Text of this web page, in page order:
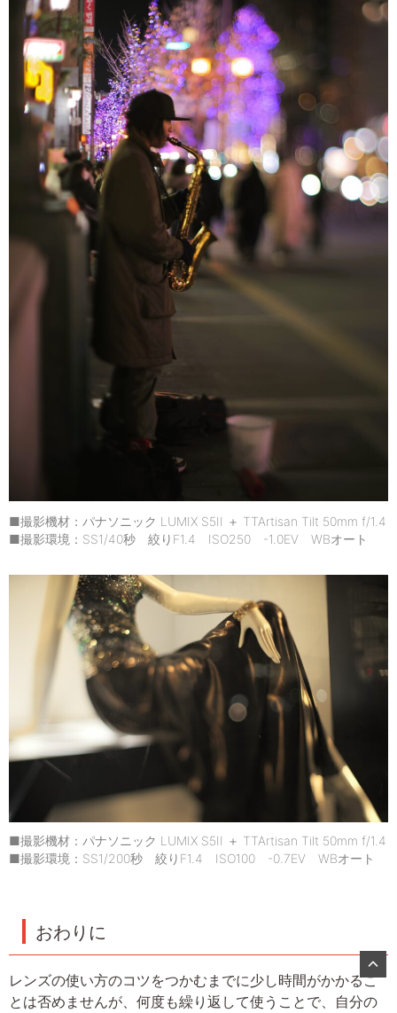
■撮影機材：パナソニック LUMIX S5II ＋ TTArtisan Tilt 50mm f/1.4
■撮影環境：SS1/40秒 絞りF1.4 ISO250 -1.0EV WBオート
■撮影機材：パナソニック LUMIX S5II ＋ TTArtisan Tilt 50mm f/1.4
■撮影環境：SS1/200秒 絞りF1.4 ISO100 -0.7EV WBオート
おわりに
レンズの使い方のコツをつかむまでに少し時間がかかるこ
とは否めませんが、何度も繰り返して使うことで、自分の